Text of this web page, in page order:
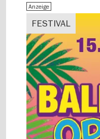
FESTIVAL
Anzeige